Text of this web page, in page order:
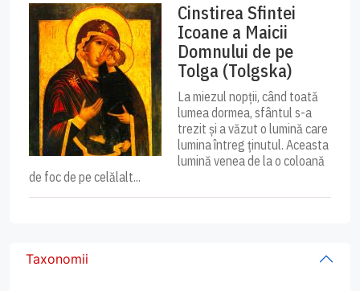
Cinstirea Sfintei
Icoane a Maicii
Domnului de pe
Tolga (Tolgska)
La miezul nopții, când toată
lumea dormea, sfântul s-a
trezit și a văzut o lumină care
lumina întreg ținutul. Aceasta
lumină venea de la o coloană
de foc de pe celălalt...
Taxonomii